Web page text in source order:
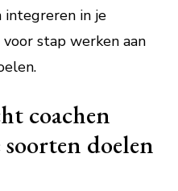
integreren in je
stap werken aan
coachen
doelen